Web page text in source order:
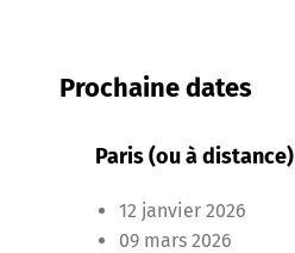
n
n
Prochaine dates
Paris (ou à distance)
12 janvier 2026
09 mars 2026